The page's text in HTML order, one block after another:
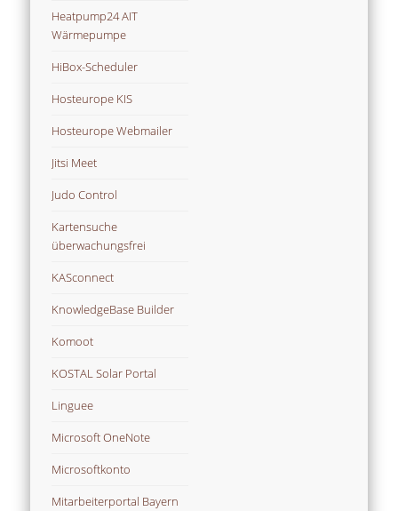
Heatpump24 AIT
Wärmepumpe
HiBox-Scheduler
Hosteurope KIS
Hosteurope Webmailer
Jitsi Meet
Judo Control
Kartensuche
überwachungsfrei
KASconnect
KnowledgeBase Builder
Komoot
KOSTAL Solar Portal
Linguee
Microsoft OneNote
Microsoftkonto
Mitarbeiterportal Bayern